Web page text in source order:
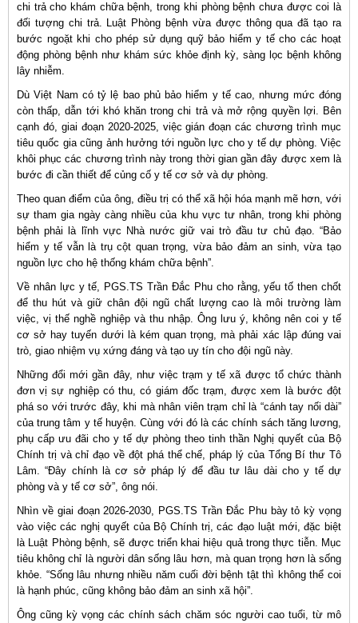
chi trả cho khám chữa bệnh, trong khi phòng bệnh chưa được coi là
đối tượng chi trả. Luật Phòng bệnh vừa được thông qua đã tạo ra
bước ngoặt khi cho phép sử dụng quỹ bảo hiểm y tế cho các hoạt
động phòng bệnh như khám sức khỏe định kỳ, sàng lọc bệnh không
lây nhiễm.
Dù Việt Nam có tỷ lệ bao phủ bảo hiểm y tế cao, nhưng mức đóng
còn thấp, dẫn tới khó khăn trong chi trả và mở rộng quyền lợi. Bên
cạnh đó, giai đoạn 2020-2025, việc gián đoạn các chương trình mục
tiêu quốc gia cũng ảnh hưởng tới nguồn lực cho y tế dự phòng. Việc
khôi phục các chương trình này trong thời gian gần đây được xem là
bước đi cần thiết để củng cố y tế cơ sở và dự phòng.
Theo quan điểm của ông, điều trị có thể xã hội hóa mạnh mẽ hơn, với
sự tham gia ngày càng nhiều của khu vực tư nhân, trong khi phòng
bệnh phải là lĩnh vực Nhà nước giữ vai trò đầu tư chủ đạo. “Bảo
hiểm y tế vẫn là trụ cột quan trọng, vừa bảo đảm an sinh, vừa tạo
nguồn lực cho hệ thống khám chữa bệnh”.
Về nhân lực y tế, PGS.TS Trần Đắc Phu cho rằng, yếu tố then chốt
để thu hút và giữ chân đội ngũ chất lượng cao là môi trường làm
việc, vị thế nghề nghiệp và thu nhập. Ông lưu ý, không nên coi y tế
cơ sở hay tuyến dưới là kém quan trọng, mà phải xác lập đúng vai
trò, giao nhiệm vụ xứng đáng và tạo uy tín cho đội ngũ này.
Những đổi mới gần đây, như việc trạm y tế xã được tổ chức thành
đơn vị sự nghiệp có thu, có giám đốc trạm, được xem là bước đột
phá so với trước đây, khi mà nhân viên trạm chỉ là “cánh tay nối dài”
của trung tâm y tế huyện. Cùng với đó là các chính sách tăng lương,
phụ cấp ưu đãi cho y tế dự phòng theo tinh thần Nghị quyết của Bộ
Chính trị và chỉ đạo về đột phá thể chế, pháp lý của Tổng Bí thư Tô
Lâm. “Đây chính là cơ sở pháp lý để đầu tư lâu dài cho y tế dự
phòng và y tế cơ sở”, ông nói.
Nhìn về giai đoạn 2026-2030, PGS.TS Trần Đắc Phu bày tỏ kỳ vọng
vào việc các nghị quyết của Bộ Chính trị, các đạo luật mới, đặc biệt
là Luật Phòng bệnh, sẽ được triển khai hiệu quả trong thực tiễn. Mục
tiêu không chỉ là người dân sống lâu hơn, mà quan trọng hơn là sống
khỏe. “Sống lâu nhưng nhiều năm cuối đời bệnh tật thì không thể coi
là hạnh phúc, cũng không bảo đảm an sinh xã hội”.
Ông cũng kỳ vọng các chính sách chăm sóc người cao tuổi, từ mô